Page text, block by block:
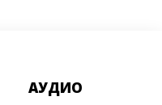
АУДИО